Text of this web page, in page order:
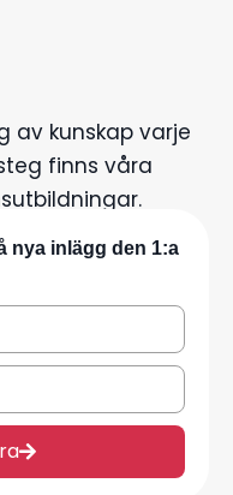
av kunskap varje
finns våra
nya inlägg den 1:a